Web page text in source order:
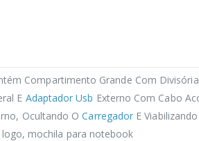
Compartimento Grande Com
E Adaptador Usb Externo Com Cabo
Ocultando OCarregador E
mochila para notebook